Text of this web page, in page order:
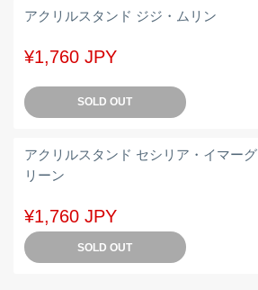
アクリルスタンド ジジ・ムリン
¥1,760 JPY
SOLD OUT
アクリルスタンド セシリア・イマーグ
リーン
¥1,760 JPY
SOLD OUT